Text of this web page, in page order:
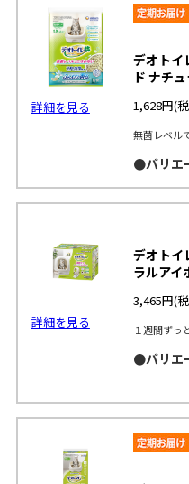
詳細を見る
デオトイ
ド ナチ
1,628円(
無菌レベル
●バリエ
詳細を見る
デオトイ
ラルアイ
3,465円(
１週間ずっ
●バリエ